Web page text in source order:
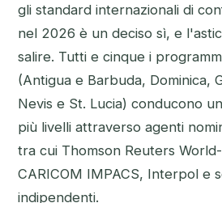
gli standard internazionali di
nel 2026 è un deciso sì, e
salire. Tutti e cinque i
(Antigua e Barbuda, Dominica,
Nevis e St. Lucia) conducono
più livelli attraverso agenti
tra cui Thomson Reuters
CARICOM IMPACS, Interpol e
indipendenti.